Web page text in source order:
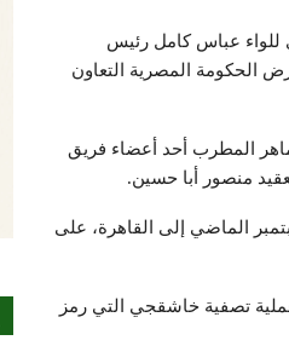
للواء عباس كامل رئيس
الحكومة المصرية التعاون
ماهر المطرب أحد أعضاء فريق
منصور أبا حسين.
غادرت المجموعة الرياض الساعة العاشرة صباحاً من يوم الجمعة 28 سبتمبر الماضي إلى القاهرة، على
تصفية خاشقجي التي رمز